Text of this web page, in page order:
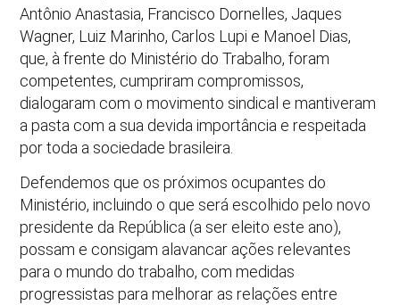
Antônio Anastasia, Francisco Dornelles, Jaques
Wagner, Luiz Marinho, Carlos Lupi e Manoel Dias,
que, à frente do Ministério do Trabalho, foram
competentes, cumpriram compromissos,
dialogaram com o movimento sindical e mantiveram
a pasta com a sua devida importância e respeitada
por toda a sociedade brasileira.
Defendemos que os próximos ocupantes do
Ministério, incluindo o que será escolhido pelo novo
presidente da República (a ser eleito este ano),
possam e consigam alavancar ações relevantes
para o mundo do trabalho, com medidas
progressistas para melhorar as relações entre